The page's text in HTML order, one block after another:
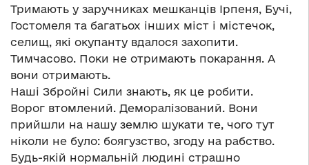
Тримають у заручниках мешканців Ірпеня, Бучі,
Гостомеля та багатьох інших міст і містечок,
селищ, які окупанту вдалося захопити.
Тимчасово. Поки не отримають покарання. А
вони отримають.
Наші Збройні Сили знають, як це робити.
Ворог втомлений. Деморалізований. Вони
прийшли на нашу землю шукати те, чого тут
ніколи не було: боягузство, згоду на рабство.
Будь-якій нормальній людині страшно